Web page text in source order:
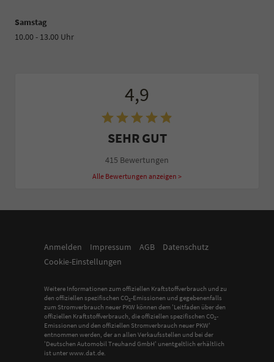
Samstag
10.00 - 13.00 Uhr
4,9
SEHR GUT
415 Bewertungen
Alle Bewertungen anzeigen >
Anmelden Impressum AGB
Datenschutz
Cookie-Einstellungen
Weitere Informationen zum offiziellen Kraftstoffverbrauch und zu
den offiziellen spezifischen CO2-Emissionen und gegebenenfalls
zum Stromverbrauch neuer PKW können dem 'Leitfaden über den
offiziellen Kraftstoffverbrauch, die offiziellen spezifischen CO2-
Emissionen und den offiziellen Stromverbrauch neuer PKW'
entnommen werden, der an allen Verkaufsstellen und bei der
'Deutschen Automobil Treuhand GmbH' unentgeltlich erhältlich
ist unter www.dat.de.